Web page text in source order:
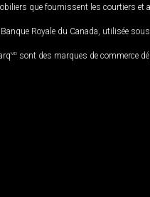
que fournissent les courtiers et
Royale du Canada, utilisée
MD sont des marques de commerce